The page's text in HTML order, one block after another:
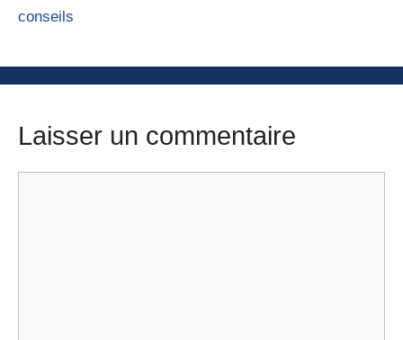
conseils
Laisser un commentaire